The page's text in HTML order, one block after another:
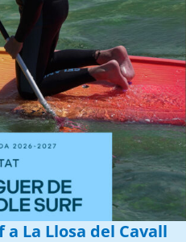
La Llosa del Cavall